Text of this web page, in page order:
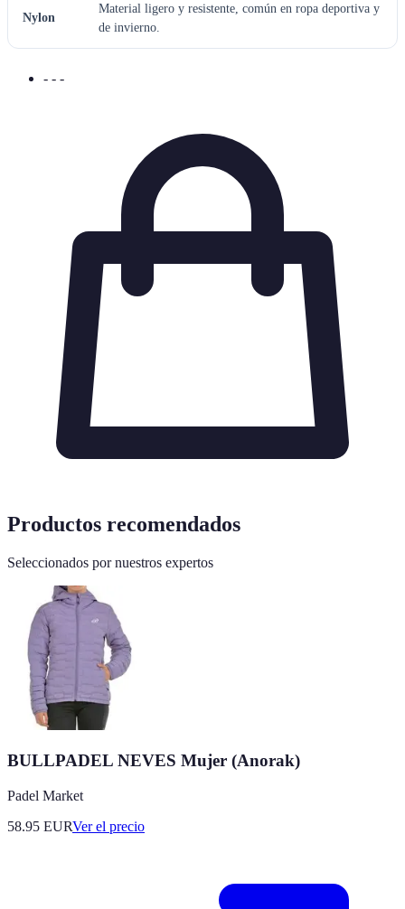
Nylon
Material ligero y resistente, común en ropa deportiva y
de invierno.
- - -
Productos recomendados
Seleccionados por nuestros expertos
BULLPADEL NEVES Mujer (Anorak)
Padel Market
58.95 EURVer el precio